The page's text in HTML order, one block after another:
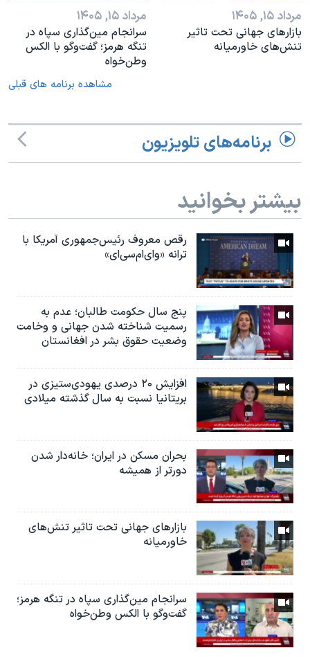
مرداد ۱۵, ۱۴۰۵
بازارهای جهانی تحت تاثیر
تنش‌های خاورمیانه
مرداد ۱۵, ۱۴۰۵
سرانجام مین‌گذاری‌ سپاه در
تنگه هرمز؛ گفت‌وگو با الکس
وطن‌خواه
مشاهده برنامه های قبلی
برنامه‌های تلویزیون
بیشتر بخوانید
رقص معروف رئیس‌جمهوری آمریکا با
ترانه «وای‌ام‌سی‌ای»
پنج سال حکومت طالبان؛ عدم به
رسمیت شناخته شدن جهانی و وخامت
وضعیت حقوق بشر در افغانستان
افزایش ۲۰ درصدی یهودی‌ستیزی در
بریتانیا نسبت به سال گذشته میلادی
بحران مسکن در ایران؛ خانه‌دار شدن
دورتر از همیشه
بازارهای جهانی تحت تاثیر تنش‌های
خاورمیانه
سرانجام مین‌گذاری‌ سپاه در تنگه هرمز؛
گفت‌وگو با الکس وطن‌خواه